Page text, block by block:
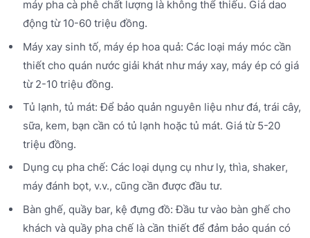
máy pha cà phê chất lượng là không thể thiếu. Giá dao
động từ 10-60 triệu đồng.
Máy xay sinh tố, máy ép hoa quả: Các loại máy móc cần
thiết cho quán nước giải khát như máy xay, máy ép có giá
từ 2-10 triệu đồng.
Tủ lạnh, tủ mát: Để bảo quản nguyên liệu như đá, trái cây,
sữa, kem, bạn cần có tủ lạnh hoặc tủ mát. Giá từ 5-20
triệu đồng.
Dụng cụ pha chế: Các loại dụng cụ như ly, thìa, shaker,
máy đánh bọt, v.v., cũng cần được đầu tư.
Bàn ghế, quầy bar, kệ đựng đồ: Đầu tư vào bàn ghế cho
khách và quầy pha chế là cần thiết để đảm bảo quán có